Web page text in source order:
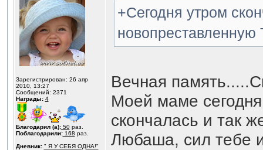
Зарегистрирован: 26 апр
2010, 13:27
Сообщений: 2371
Награды: 4
Благодарил (а):50раз.
Поблагодарили:168 раз.
Дневник: " Я У СЕБЯ ОДНА!"
+Сегодня утром
новопреставленную
Вечная
Моей маме
скончалась и так
Любаша, сил тебе